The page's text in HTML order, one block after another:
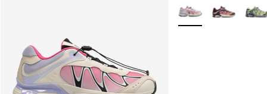
Plus de couleurs